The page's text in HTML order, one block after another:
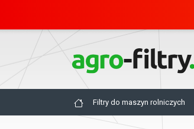
Filtry do maszyn rolniczych